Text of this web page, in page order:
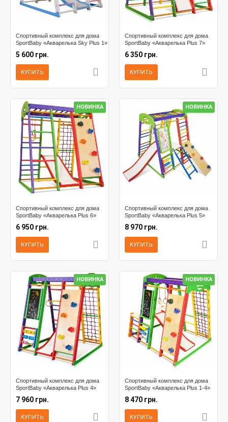
Спортивный комплекс для дома
SportBaby «Акварелька Sky Plus 1»
5 600 грн.
КУПИТЬ
Спортивный комплекс для дома
SportBaby «Акварелька Plus 7»
6 350 грн.
КУПИТЬ
НОВИНКА
Спортивный комплекс для дома
SportBaby «Акварелька Plus 6»
6 950 грн.
КУПИТЬ
НОВИНКА
Спортивный комплекс для дома
SportBaby «Акварелька Plus 5»
8 970 грн.
КУПИТЬ
НОВИНКА
Спортивный комплекс для дома
SportBaby «Акварелька Plus 4»
7 960 грн.
КУПИТЬ
НОВИНКА
Спортивный комплекс для дома
SportBaby «Акварелька Plus 1-4»
8 470 грн.
КУПИТЬ